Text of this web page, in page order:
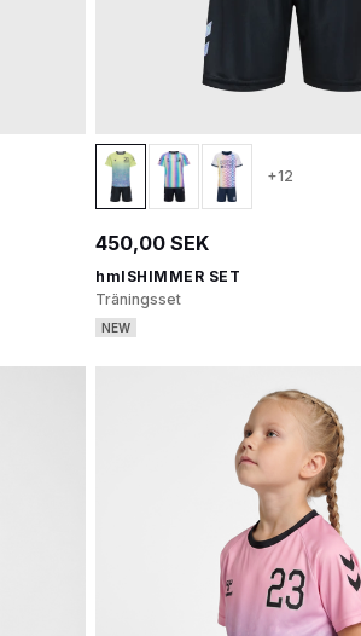
+12
450,00 SEK
hmlSHIMMER SET
Träningsset
NEW